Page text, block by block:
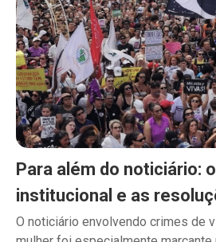
Para além do noticiário:
institucional e as
O noticiário envolvendo crimes de